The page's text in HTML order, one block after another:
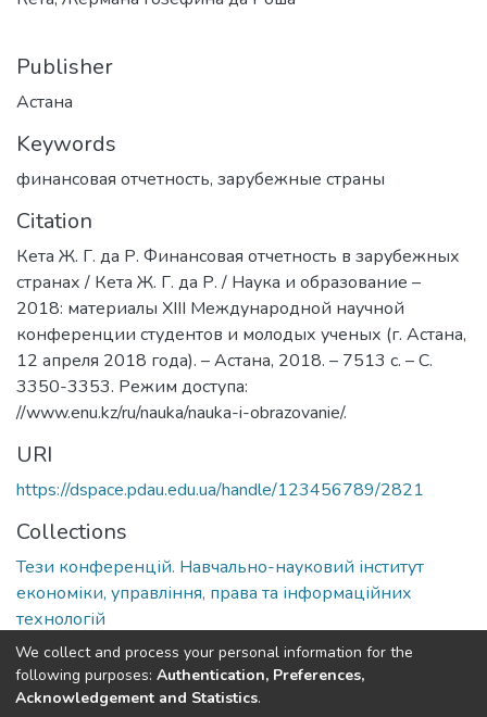
Publisher
Астана
Keywords
финансовая отчетность, зарубежные страны
Citation
Кета Ж. Г. да Р. Финансовая отчетность в зарубежных
странах / Кета Ж. Г. да Р. / Наука и образование –
2018: материалы XIII Международной научной
конференции студентов и молодых ученых (г. Астана,
12 апреля 2018 года). – Астана, 2018. – 7513 с. – С.
3350-3353. Режим доступа:
//www.enu.kz/ru/nauka/nauka-i-obrazovanie/.
URI
https://dspace.pdau.edu.ua/handle/123456789/2821
Collections
Тези конференцій. Навчально-науковий інститут
економіки, управління, права та інформаційних
технологій
Full item page
We collect and process your personal information for the
following purposes: Authentication, Preferences,
Acknowledgement and Statistics.